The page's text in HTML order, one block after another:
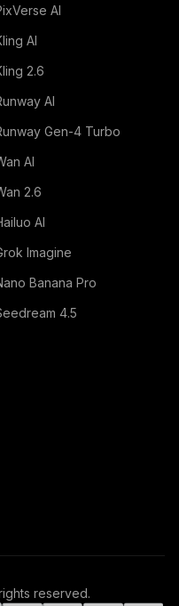
AI
AI
2.6
AI
Gen-4 Turbo
AI
2.6
AI
Imagine
Banana Pro
4.5
reserved.